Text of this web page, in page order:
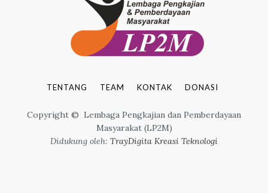
TENTANG TEAM KONTAK DONASI
Copyright © Lembaga Pengkajian dan Pemberdayaan
Masyarakat (LP2M)
Didukung oleh: TrayDigita Kreasi Teknologi